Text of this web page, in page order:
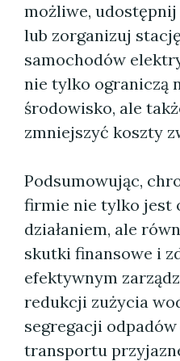
możliwe, udostępnij
lub zorganizuj
samochodów
nie tylko ograniczą
środowisko, ale
zmniejszyć koszty
Podsumowując,
firmie nie tylko jest
działaniem, ale
skutki finansowe i
efektywnym
redukcji zużycia
segregacji
transportu